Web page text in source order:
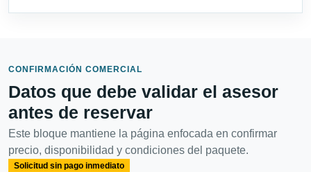
CONFIRMACIÓN COMERCIAL
Datos que debe validar el asesor
antes de reservar
Este bloque mantiene la página enfocada en confirmar
precio, disponibilidad y condiciones del paquete.
Solicitud sin pago inmediato